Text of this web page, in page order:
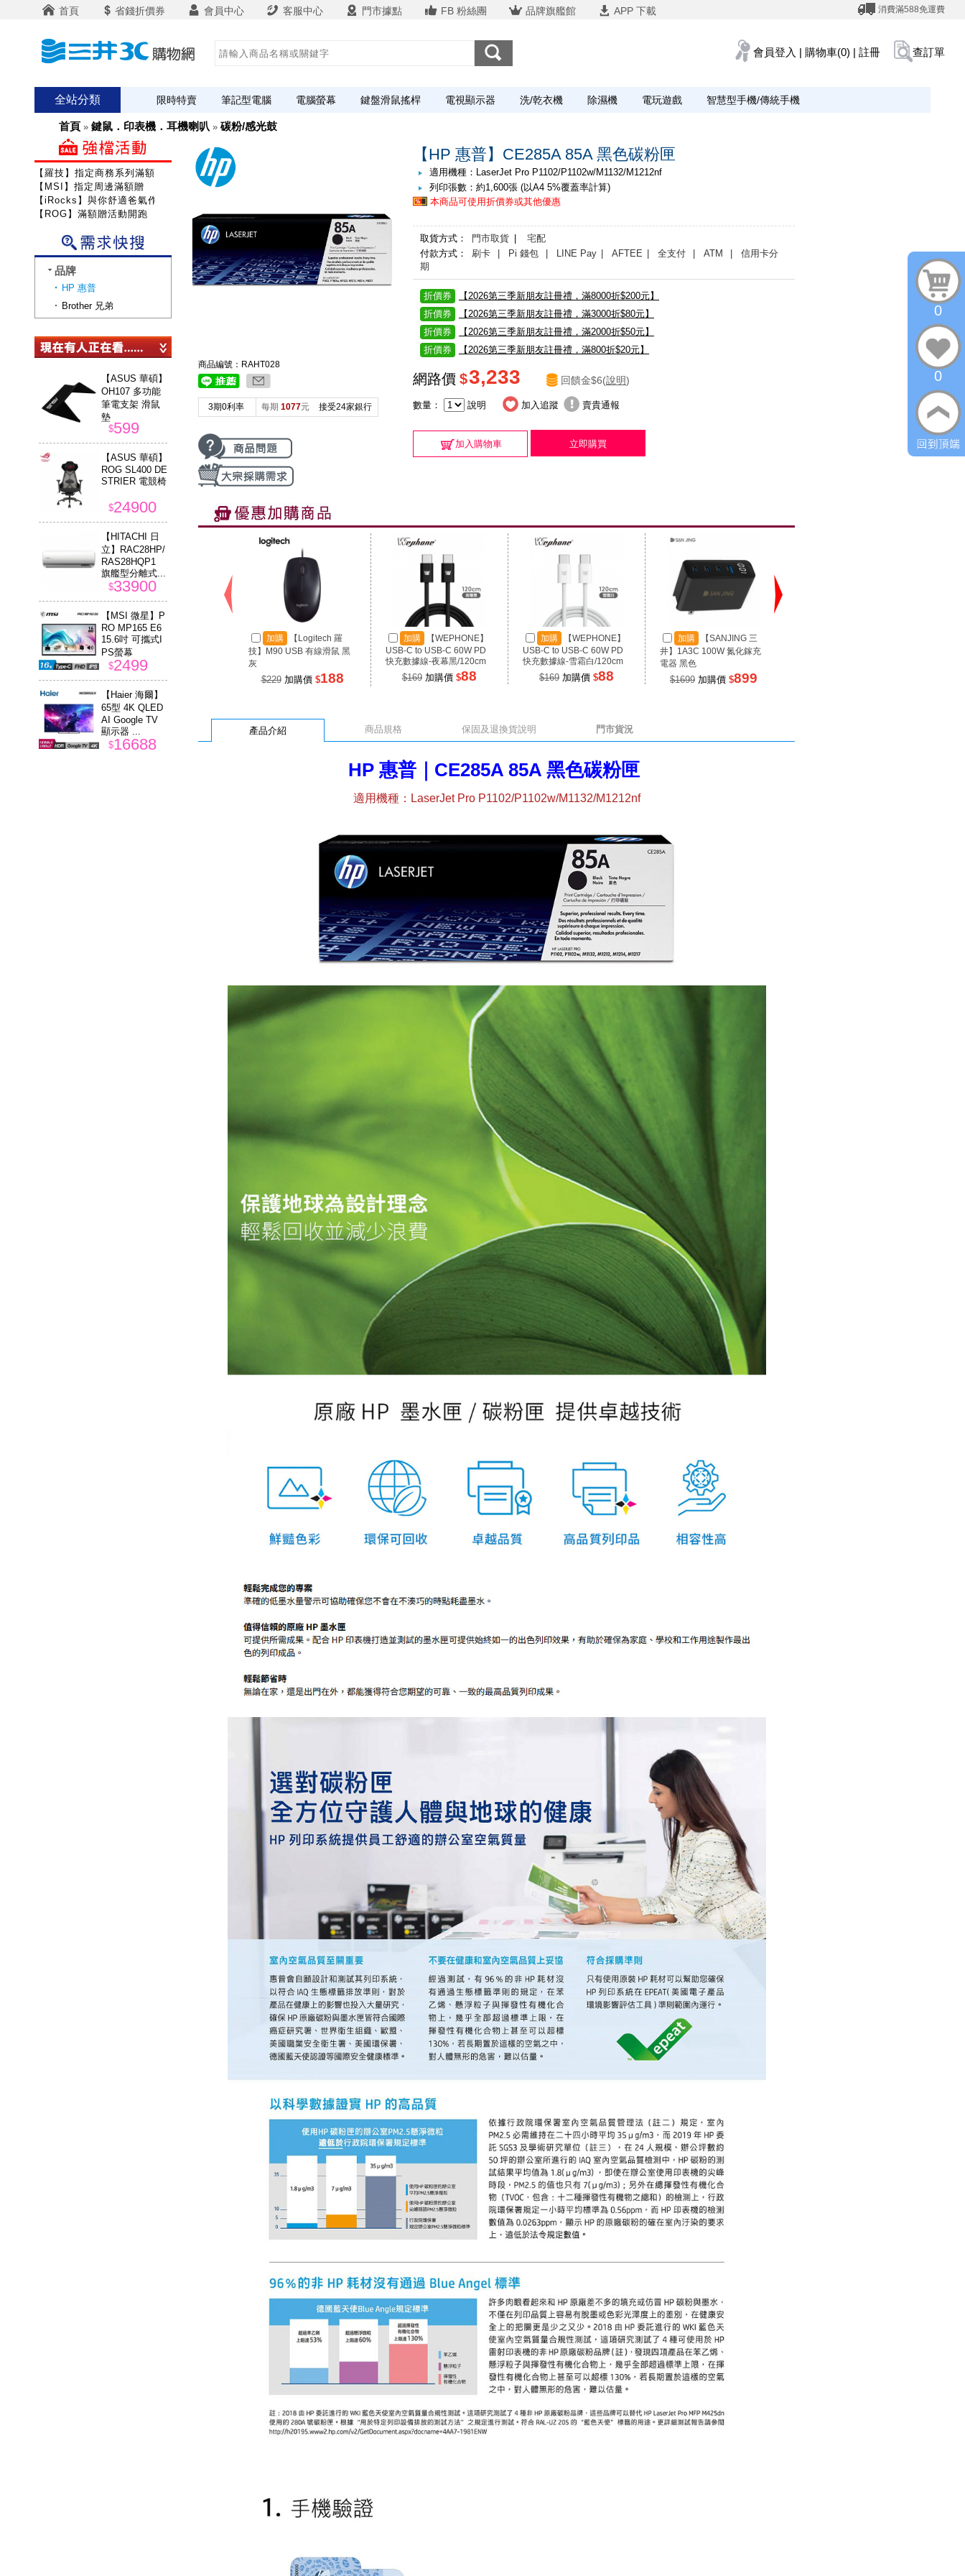
首頁 省錢折價券 會員中心 客服中心 門市據點 FB 粉絲團 品牌旗艦館 APP 下載 消費滿588免運費
會員登入 | 購物車(0) | 註冊 查訂單
全站分類 限時特賣 筆記型電腦 電腦螢幕 鍵盤滑鼠搖桿 電視顯示器 洗/乾衣機 除濕機 電玩遊戲 智慧型手機/傳統手機
首頁 » 鍵鼠．印表機．耳機喇叭 » 碳粉/感光鼓
商品編號：RAHT028
3期0利率 每期 1077元 接受24家銀行
【HP 惠普】CE285A 85A 黑色碳粉匣
適用機種：LaserJet Pro P1102/P1102w/M1132/M1212nf
列印張數：約1,600張 (以A4 5%覆蓋率計算)
本商品可使用折價券或其他優惠
取貨方式： 門市取貨
宅配
付款方式：
刷卡 | Pi 錢包 | LINE Pay | AFTEE | 全支付 | ATM
| 信用卡分
期
折價券
【2026第三季新朋友註冊禮，滿8000折$200元】
折價券
【2026第三季新朋友註冊禮，滿3000折$80元】
折價券
【2026第三季新朋友註冊禮，滿2000折$50元】
折價券
【2026第三季新朋友註冊禮，滿800折$20元】
網路價 $3,233 回饋金$6(說明)
數量： 說明 加入追蹤 賣貴通報
加入購物車 立即購買
加購
【Logitech 羅
技】M90 USB 有線滑鼠 黑
灰
$229加購價 $188
加購
【WEPHONE】
USB-C to USB-C 60W PD
快充數據線-夜幕黑/120cm
$169 加購價 $88
加購
【WEPHONE】
USB-C to USB-C 60W PD
快充數據線-雪霜白/120cm
$169 加購價 $88
加購
【SANJING 三
井】1A3C 100W 氮化鎵充
電器 黑色
$1699 加購價 $899
產品介紹 商品規格 保固及退換貨說明 門市貨況
HP 惠普｜CE285A 85A 黑色碳粉匣
適用機種：LaserJet Pro P1102/P1102w/M1132/M1212nf
【羅技】指定商務系列滿額送咖啡
【MSI】指定周邊滿額贈
【iRocks】與你舒適爸氣作戰!
【ROG】滿額贈活動開跑
品牌
HP 惠普
Brother 兄弟
【ASUS 華碩】
OH107 多功能
筆電支架 滑鼠
墊
$599
【ASUS 華碩】
ROG SL400 DE
STRIER 電競椅
$24900
【HITACHI 日
立】RAC28HP/
RAS28HQP1
旗艦型分離式...
$33900
【MSI 微星】P
RO MP165 E6
15.6吋 可攜式I
PS螢幕
$2499
【Haier 海爾】
65型 4K QLED
AI Google TV
顯示器 ...
$16688
0
0